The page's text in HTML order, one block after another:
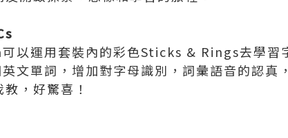
以運用套裝內的彩色Sticks & Rings去學
文單詞，增加對字母識別，詞彙語音的認
，好驚喜！